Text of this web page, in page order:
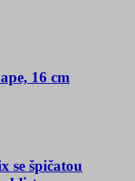
16 cm
se špičatou